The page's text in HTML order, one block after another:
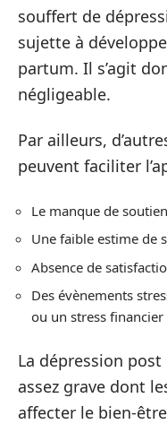
souffert de
sujette à
partum. Il s’agit
négligeable.
Par ailleurs,
peuvent faciliter
Le manque de
Une faible estime de
Absence de
Des évènements
ou un stress financier
La dépression
assez grave dont
affecter le bien-